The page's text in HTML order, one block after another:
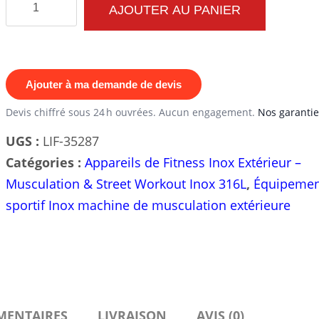
de
musculation
inox
à
épaules
à
disque
AJOUTER AU PANIER
Ajouter à ma demande de devis
Devis chiffré sous 24 h ouvrées. Aucun engagement. Nos
UGS : LIF-35287
Catégories : Appareils de Fitness Inox Extérieur –
Musculation & Street Workout Inox 316L,
sportif Inox machine de musculation extérieure
LIVRAISON AVIS (0)